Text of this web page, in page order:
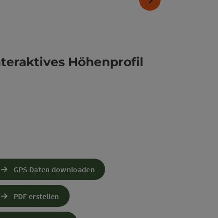
Höhenprofil
GPS Daten downloaden
PDF erstellen